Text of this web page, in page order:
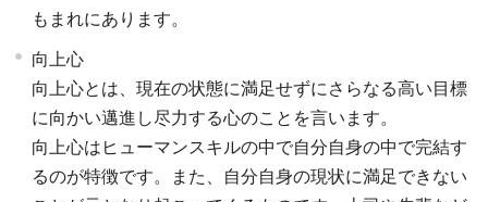
もまれにあります。
向上心
向上心とは、現在の状態に満足せずにさらなる高い目標
に向かい邁進し尽力する心のことを言います。
向上心はヒューマンスキルの中で自分自身の中で完結す
るのが特徴です。また、自分自身の現状に満足できない